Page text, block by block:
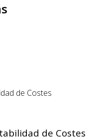
de Costes